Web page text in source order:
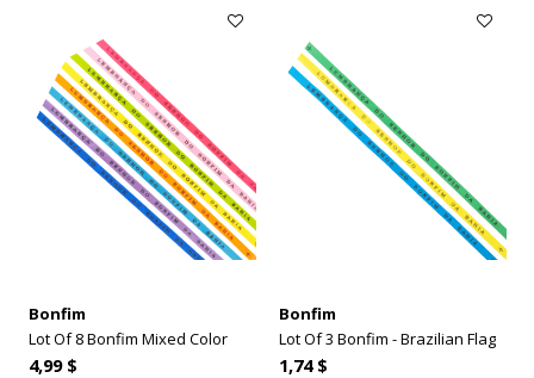
Bonfim
Lot Of 8 Bonfim Mixed Color
4,99 $
Bonfim
Lot Of 3 Bonfim - Brazilian Flag
1,74 $